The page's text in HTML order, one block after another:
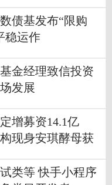
债基发布“限购
稳运作
金经理致信投资
发展
增募资14.1亿
现身安琪酵母获
类等 快手小程序